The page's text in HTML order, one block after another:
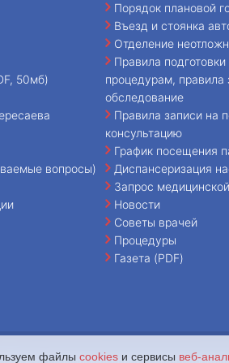
50мб)
вопросы)
Порядок плановой
Въезд и стоянка
Отделение
Правила
процедурам, правила
обследование
Правила записи на
консультацию
График посещения
Диспансеризация
Запрос
Новости
Советы врачей
Процедуры
Газета (PDF)
файлы cookies и сервисы веб-